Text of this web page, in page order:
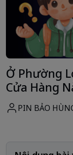
Ở Phường
Cửa Hàng
PIN BẢO